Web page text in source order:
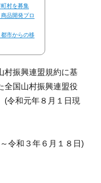
村を募集
商品開発プロ
都市からの移
村振興連盟規約に基
全国山村振興連盟役
(令和元年８月１日現
令和３年６月１８日)